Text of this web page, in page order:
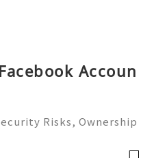
Accoun
Risks, Ownership
⚡️📱💬🚀 Telegram: @